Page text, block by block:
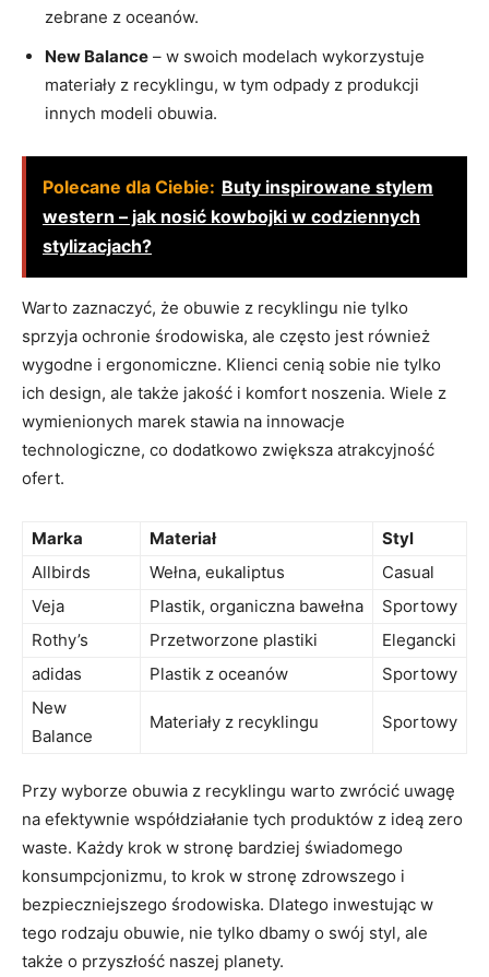
zebrane z oceanów.
New Balance – w swoich modelach wykorzystuje
materiały z recyklingu, w tym odpady z produkcji
innych modeli obuwia.
Polecane dla Ciebie: Buty inspirowane stylem
western – jak nosić kowbojki w codziennych
stylizacjach?
Warto zaznaczyć, że obuwie z recyklingu nie tylko
sprzyja ochronie środowiska, ale często jest również
wygodne i ergonomiczne. Klienci cenią sobie nie tylko
ich design, ale także jakość i komfort noszenia. Wiele z
wymienionych marek stawia na innowacje
technologiczne, co dodatkowo zwiększa atrakcyjność
ofert.
Marka Materiał
Styl
Allbirds
Wełna, eukaliptus
Casual
Veja
Plastik, organiczna bawełna
Sportowy
Rothy’s
Przetworzone plastiki
Elegancki
adidas
Plastik z oceanów
Sportowy
New
Balance
Materiały z recyklingu Sportowy
Przy wyborze obuwia z recyklingu warto zwrócić uwagę
na efektywnie współdziałanie tych produktów z ideą zero
waste. Każdy krok w stronę bardziej świadomego
konsumpcjonizmu, to krok w stronę zdrowszego i
bezpieczniejszego środowiska. Dlatego inwestując w
tego rodzaju obuwie, nie tylko dbamy o swój styl, ale
także o przyszłość naszej planety.